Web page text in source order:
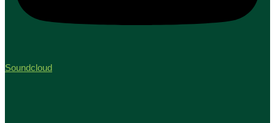
Soundcloud